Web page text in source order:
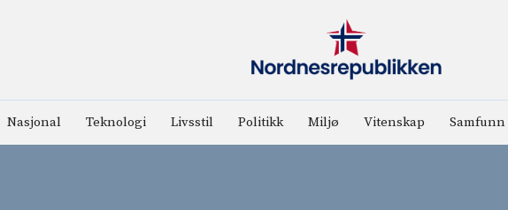
Nasjonal Teknologi Livsstil Politikk Miljø Vitenskap Samfunn